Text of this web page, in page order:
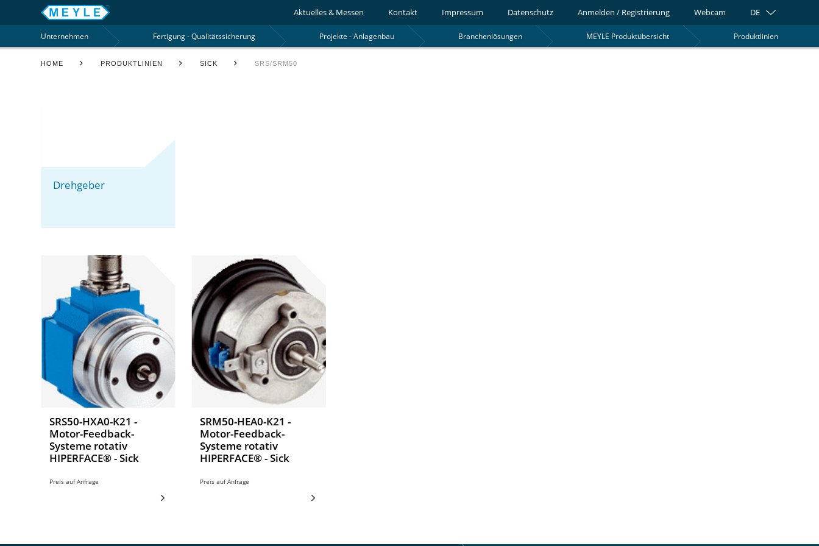
Aktuelles & Messen Kontakt Impressum Datenschutz Anmelden / Registrierung Webcam DE
Produktlinien
MEYLE Produktübersicht
Branchenlösungen
Projekte - Anlagenbau
Fertigung - Qualitätssicherung
Unternehmen
HOME PRODUKTLINIEN SICK SRS/SRM50
Drehgeber
SRS50-HXA0-K21 -
Motor-Feedback-
Systeme rotativ
HIPERFACE® - Sick
Preis auf Anfrage
SRM50-HEA0-K21 -
Motor-Feedback-
Systeme rotativ
HIPERFACE® - Sick
Preis auf Anfrage